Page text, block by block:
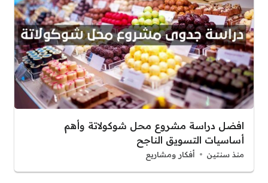
افضل دراسة مشروع محل شوكولاتة وأهم
أساسيات التسويق الناجح
منذ سنتين أفكار ومشاريع